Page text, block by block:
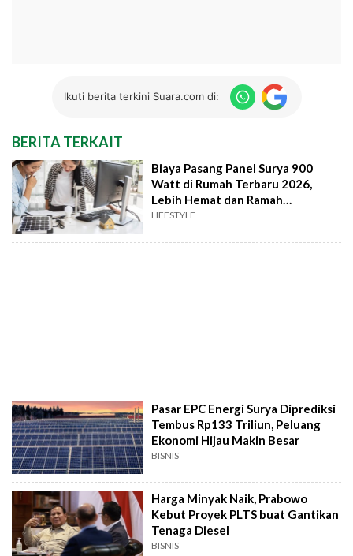
Ikuti berita terkini Suara.com di:
BERITA TERKAIT
Biaya Pasang Panel Surya 900
Watt di Rumah Terbaru 2026,
Lebih Hemat dan Ramah
Lingkungan
LIFESTYLE
Pasar EPC Energi Surya Diprediksi
Tembus Rp133 Triliun, Peluang
Ekonomi Hijau Makin Besar
BISNIS
Harga Minyak Naik, Prabowo
Kebut Proyek PLTS buat Gantikan
Tenaga Diesel
BISNIS